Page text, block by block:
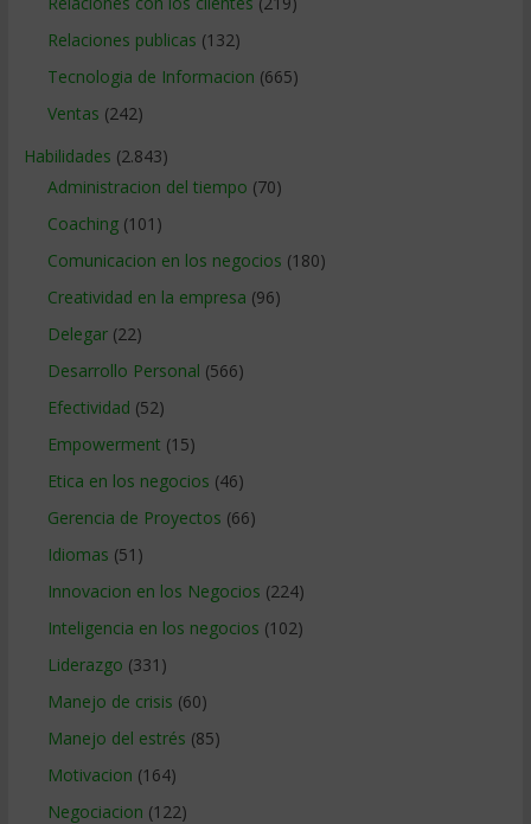
Relaciones publicas (132)
Tecnologia de Informacion (665)
Ventas (242)
Habilidades (2.843)
Administracion del tiempo (70)
Coaching(101)
Comunicacion en los negocios (180)
Creatividad en la empresa (96)
Delegar(22)
Desarrollo Personal (566)
Efectividad (52)
Empowerment (15)
Etica en los negocios (46)
Gerencia de Proyectos (66)
Idiomas (51)
Innovacion en los Negocios (224)
Inteligencia en los negocios (102)
Liderazgo (331)
Manejo de crisis (60)
Manejo del estrés (85)
Motivacion (164)
Negociacion (122)